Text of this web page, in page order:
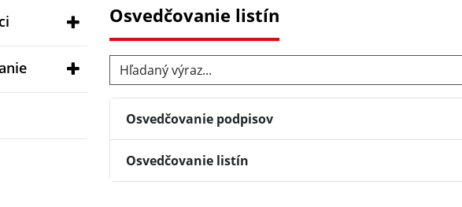
Osvedčovanie listín
Hľadaný výraz...
Osvedčovanie podpisov
Osvedčovanie listín